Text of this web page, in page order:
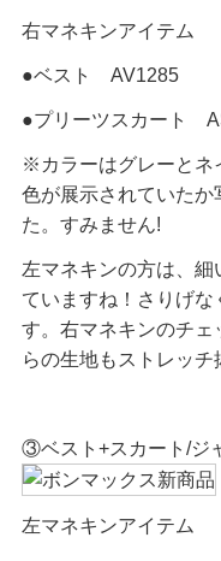
右マネキンアイテム
●ベスト AV1285
●プリーツスカート
※カラーはグレーとネ
色が展示されていたか
た。すみません!
左マネキンの方は、
ていますね！さりげな
す。右マネキンのチェ
らの生地もストレッチ
③ベスト+スカート/ジ
左マネキンアイテム